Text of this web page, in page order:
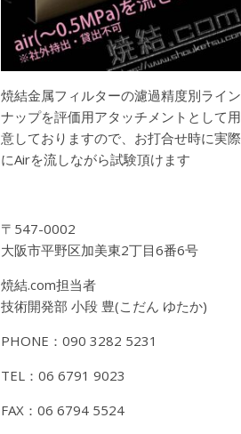
焼結金属フィルターの濾過精度別ライン
ナップを評価用アタッチメントとして用
意しておりますので、お打合せ時に実際
にAirを流しながら試験頂けます
〒547-0002
大阪市平野区加美東2丁目6番6号
焼結.com担当者
技術開発部 小段 豊(こだん ゆたか)
PHONE：090 3282 5231
TEL：06 6791 9023
FAX：06 6794 5524